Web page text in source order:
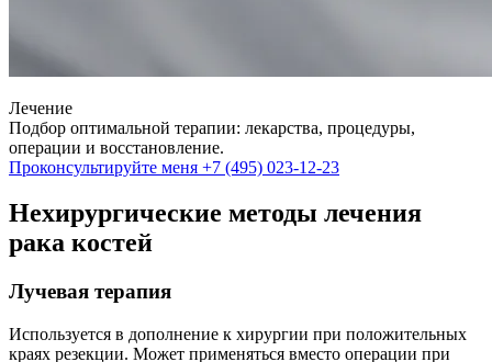
Лечение
Подбор оптимальной терапии: лекарства, процедуры,
операции и восстановление.
Проконсультируйте меня +7 (495) 023-12-23
Нехирургические методы лечения
рака костей
Лучевая терапия
Используется в дополнение к хирургии при положительных
краях резекции. Может применяться вместо операции при